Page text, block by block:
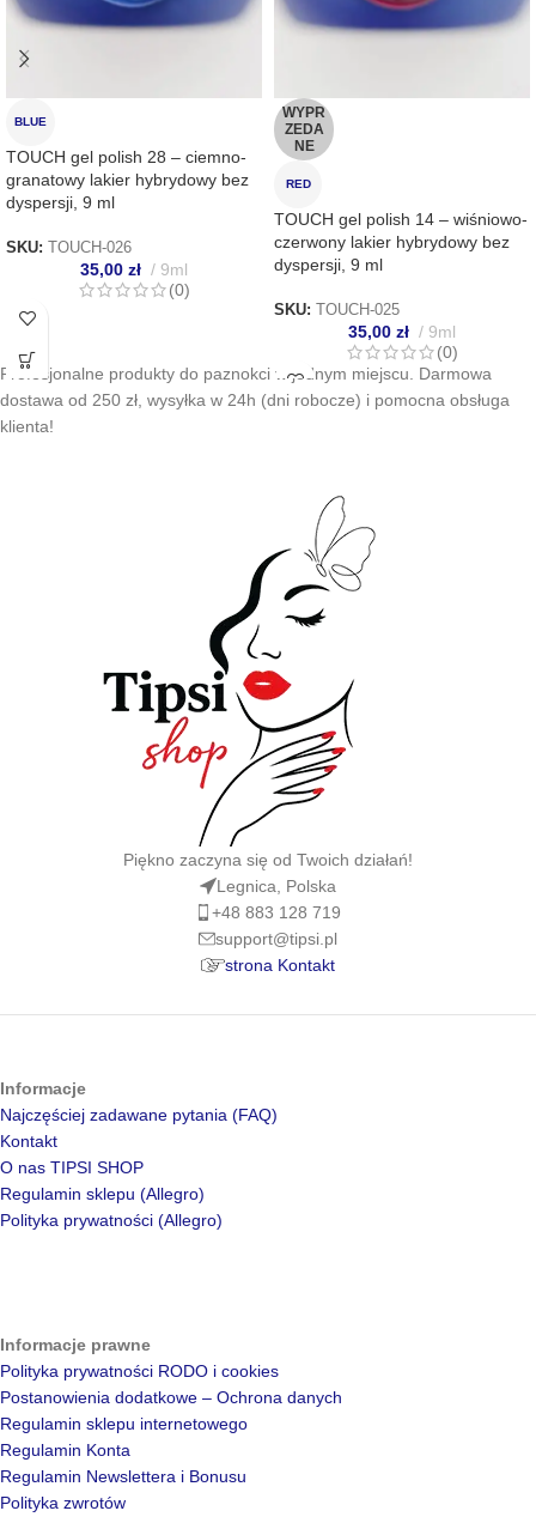
BLUE
TOUCH gel polish 28 – ciemno-
granatowy lakier hybrydowy bez
dyspersji, 9 ml
SKU: TOUCH-026
35,00 zł
9ml
(0)
WYPR
ZEDA
NE
RED
TOUCH gel polish 14 – wiśniowo-
czerwony lakier hybrydowy bez
dyspersji, 9 ml
SKU: TOUCH-025
35,00 zł
9ml
(0)
Profesjonalne produkty do paznokci w jednym miejscu. Darmowa
dostawa od 250 zł, wysyłka w 24h (dni robocze) i pomocna obsługa
klienta!
Piękno zaczyna się od Twoich działań!
Legnica, Polska
+48 883 128 719
support@tipsi.pl
strona Kontakt
Informacje
Najczęściej zadawane pytania (FAQ)
Kontakt
O nas TIPSI SHOP
Regulamin sklepu (Allegro)
Polityka prywatności (Allegro)
Informacje prawne
Polityka prywatności RODO i cookies
Postanowienia dodatkowe – Ochrona danych
Regulamin sklepu internetowego
Regulamin Konta
Regulamin Newslettera i Bonusu
Polityka zwrotów